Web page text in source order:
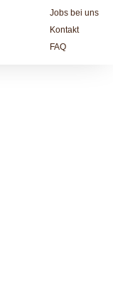
Jobs bei uns
Kontakt
FAQ